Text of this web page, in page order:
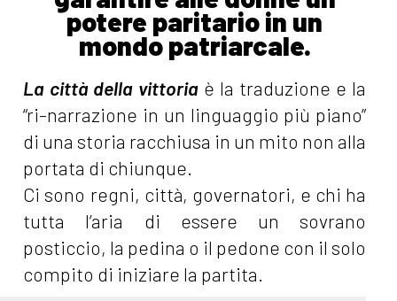
potere paritario in un
mondo patriarcale.
La città della vittoria è la traduzione e la
“ri-narrazione in un linguaggio più piano”
di una storia racchiusa in un mito non alla
portata di chiunque.
Ci sono regni, città, governatori, e chi ha
tutta l’aria di essere un sovrano
posticcio, la pedina o il pedone con il solo
compito di iniziare la partita.